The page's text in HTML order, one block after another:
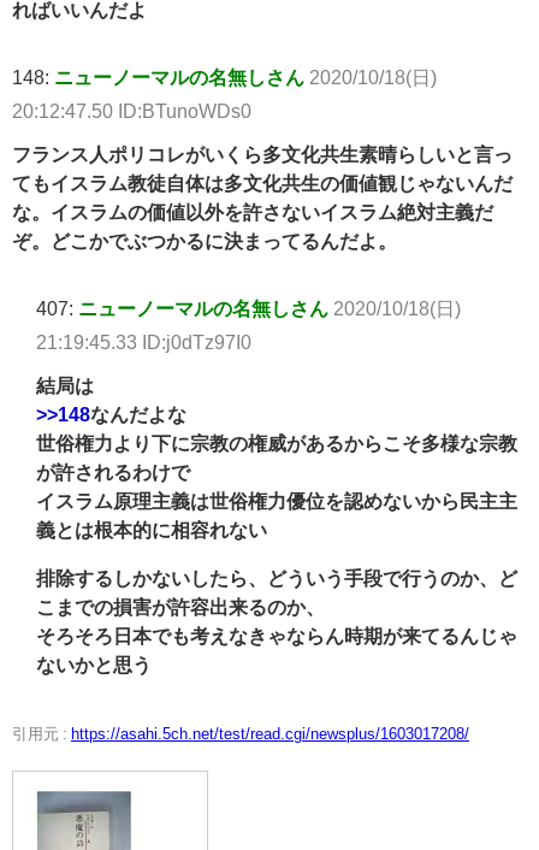
ればいいんだよ
148: ニューノーマルの名無しさん 2020/10/18(日)
20:12:47.50 ID:BTunoWDs0
フランス人ポリコレがいくら多文化共生素晴らしいと言っ
てもイスラム教徒自体は多文化共生の価値観じゃないんだ
な。イスラムの価値以外を許さないイスラム絶対主義だ
ぞ。どこかでぶつかるに決まってるんだよ。
407: ニューノーマルの名無しさん 2020/10/18(日)
21:19:45.33 ID:j0dTz97I0
結局は
>>148なんだよな
世俗権力より下に宗教の権威があるからこそ多様な宗教
が許されるわけで
イスラム原理主義は世俗権力優位を認めないから民主主
義とは根本的に相容れない
排除するしかないしたら、どういう手段で行うのか、ど
こまでの損害が許容出来るのか、
そろそろ日本でも考えなきゃならん時期が来てるんじゃ
ないかと思う
引用元 : https://asahi.5ch.net/test/read.cgi/newsplus/1603017208/